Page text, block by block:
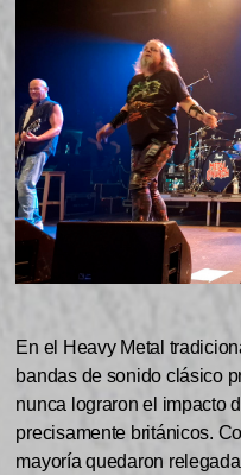
En el Heavy Metal
bandas de sonido clásico
nunca lograron el impacto
precisamente británicos.
mayoría quedaron